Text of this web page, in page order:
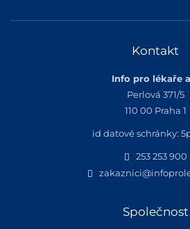
Kontakt
Info pro lékaře
Perlová 371/5
110 00 Praha 1
id datové schránky:
253 253 900
Společnost